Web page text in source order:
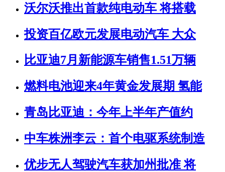
沃尔沃推出首款纯电动车 将搭载
投资百亿欧元发展电动汽车 大众
比亚迪7月新能源车销售1.51万辆
燃料电池迎来4年黄金发展期 氢能
青岛比亚迪：今年上半年产值约
中车株洲李云：首个电驱系统制造
优步无人驾驶汽车获加州批准 将